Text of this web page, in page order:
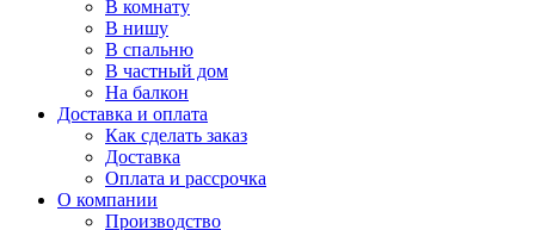
В комнату
В нишу
В спальню
В частный дом
На балкон
Доставка и оплата
Как сделать заказ
Доставка
Оплата и рассрочка
О компании
Производство